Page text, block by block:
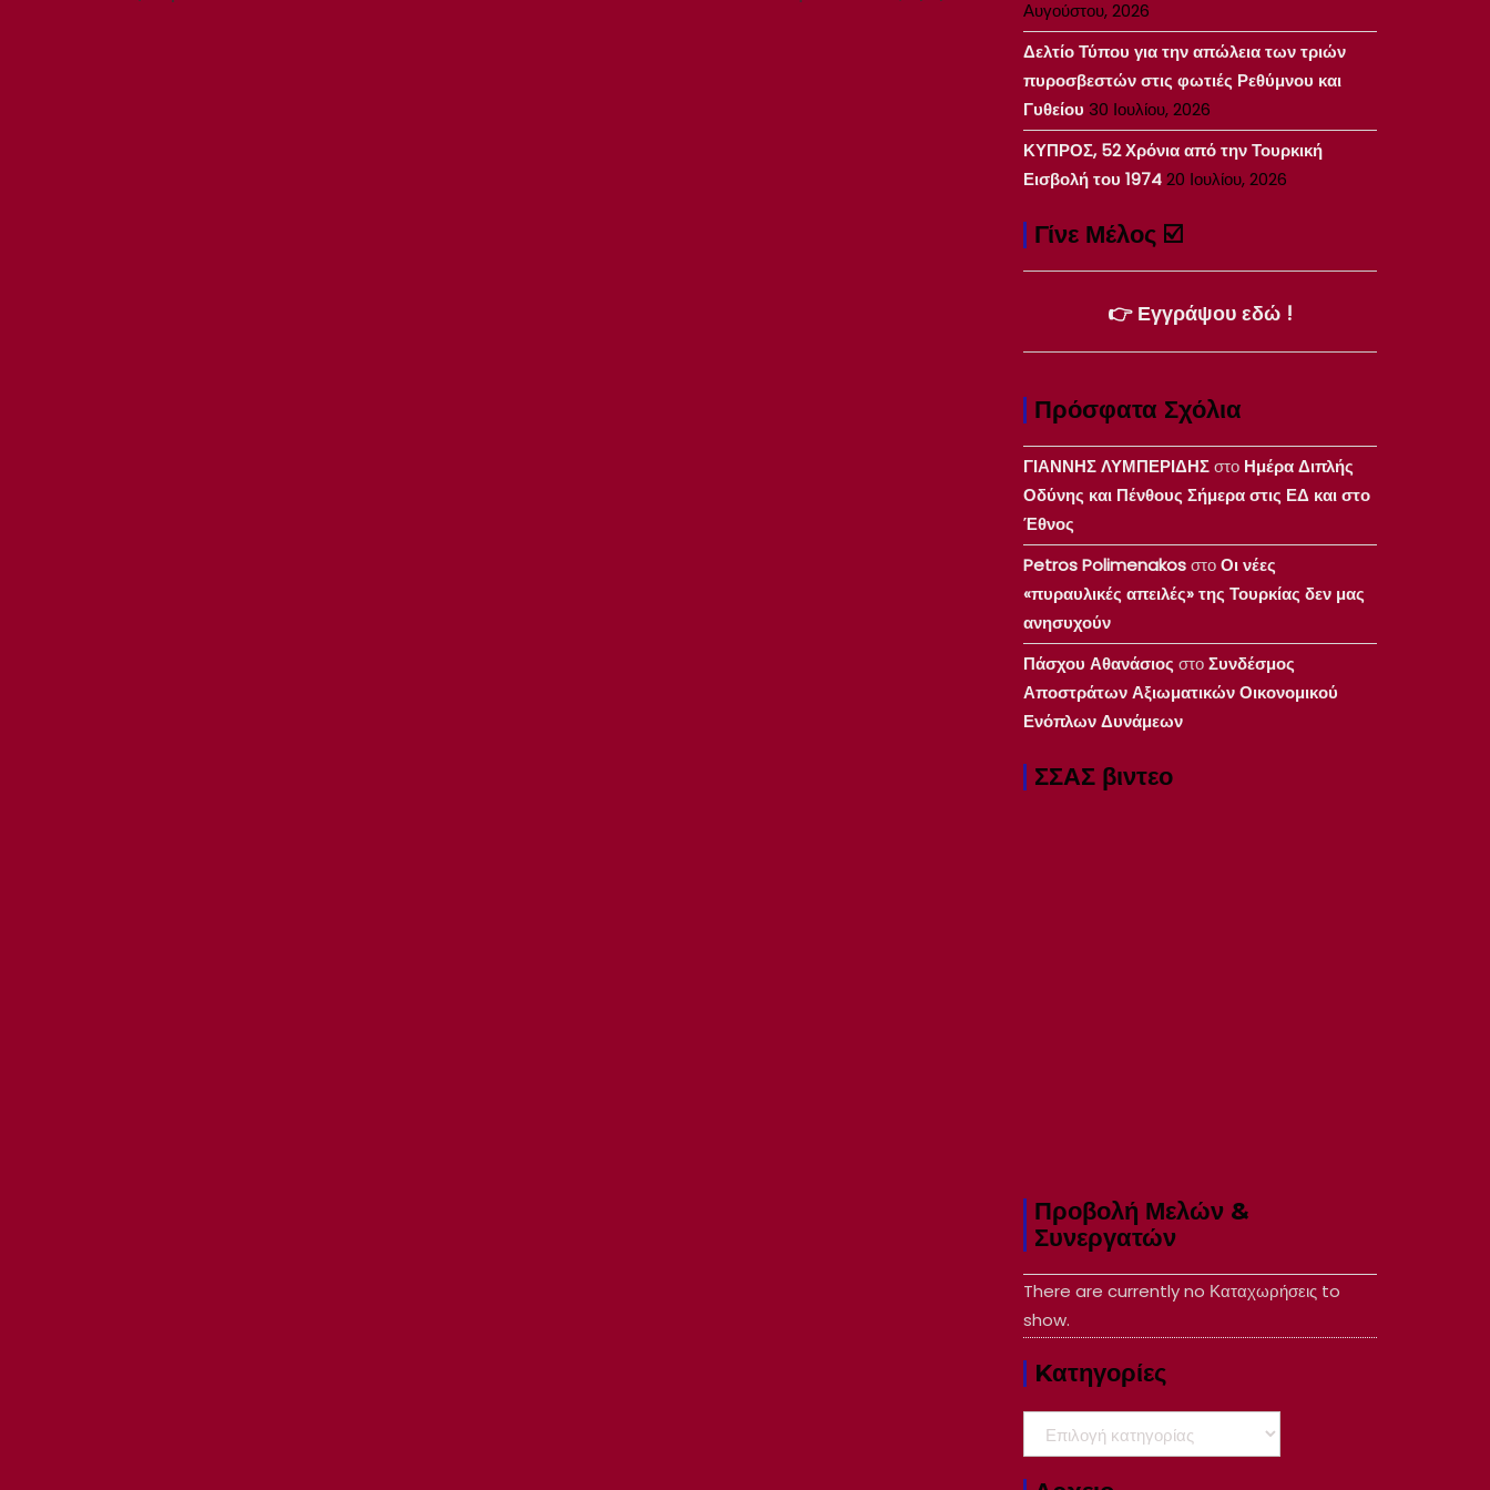
Αυγούστου, 2026
Δελτίο Τύπου για την απώλεια των τριών
πυροσβεστών στις φωτιές Ρεθύμνου και
Γυθείου 30 Ιουλίου, 2026
ΚΥΠΡΟΣ, 52 Χρόνια από την Τουρκική
Εισβολή του 197420 Ιουλίου, 2026
Γίνε Μέλος ☑️
👉 Εγγράψου εδώ !
Πρόσφατα Σχόλια
ΓΙΑΝΝΗΣ ΛΥΜΠΕΡΙΔΗΣστο Ημέρα Διπλής
Οδύνης και Πένθους Σήμερα στις ΕΔ και στο
Έθνος
Petros PolimenakosστοΟι νέες
«πυραυλικές απειλές» της Τουρκίας δεν μας
ανησυχούν
Πάσχου Αθανάσιος στοΣυνδέσμος
Αποστράτων Αξιωματικών Οικονομικού
Ενόπλων Δυνάμεων
ΣΣΑΣ βιντεο
Προβολή Μελών &
Συνεργατών
There are currently no Καταχωρήσεις to
show.
Kατηγορίες
Kατηγορίες